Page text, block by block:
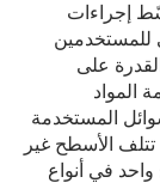
إجراءات
للمستخدمين
على
المواد
المستخدمة
تتلف الأسطح غير
واحد في أنواع